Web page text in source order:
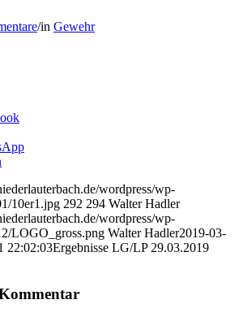
/in Gewehr
wordpress/wp-
10er1.jpg 292 294 Walter Hadler
wordpress/wp-
LOGO_gross.png Walter Hadler2019-03-
22:02:03Ergebnisse LG/LP 29.03.2019